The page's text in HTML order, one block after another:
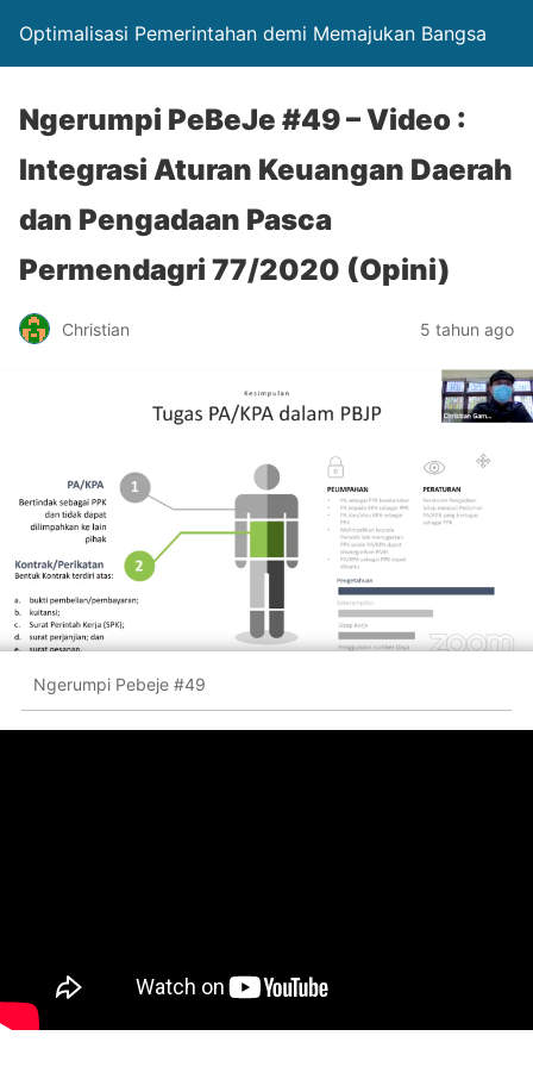
Optimalisasi Pemerintahan demi Memajukan Bangsa
Ngerumpi PeBeJe #49 – Video :
Integrasi Aturan Keuangan Daerah
dan Pengadaan Pasca
Permendagri 77/2020 (Opini)
Christian 5 tahun ago
Ngerumpi Pebeje #49